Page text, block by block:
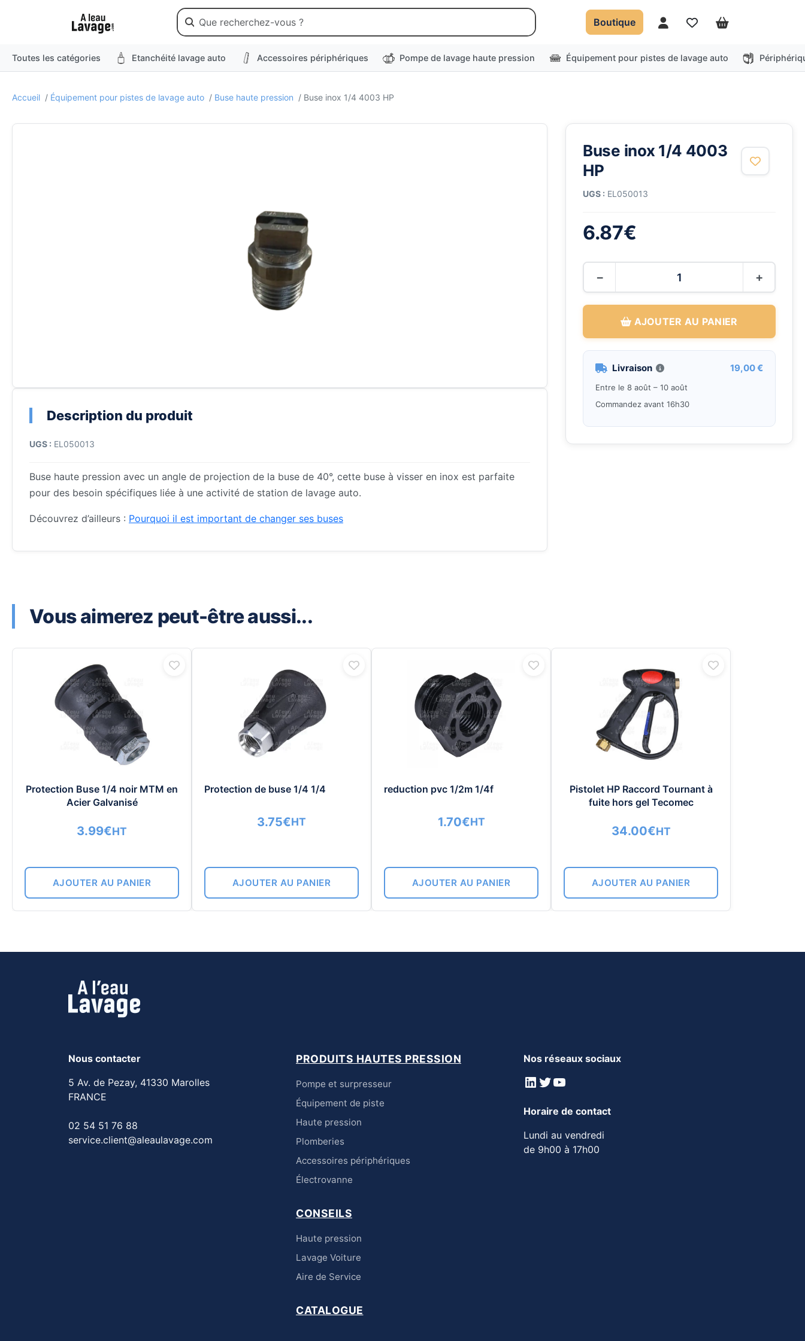
Boutique
Mon compte
FavorisPanier
Toutes les catégories Etanchéité lavage auto Accessoires périphériques Pompe de lavage haute pression Équipement pour pistes de lavage auto
Accueil / Équipement pour pistes de lavage auto / Buse haute pression / Buse inox 1/4 4003 HP
Description du produit
UGS : EL050013
Buse haute pression avec un angle de projection de la buse de 40°, cette buse à visser en inox est parfaite
pour des besoin spécifiques liée à une activité de station de lavage auto.
Découvrez d’ailleurs : Pourquoi il est important de changer ses buses
Buse inox 1/4 4003
HP
UGS : EL050013
6.87€
− +
AJOUTER AU PANIER
Livraison 19,00 €
Entre le 8 août – 10 août
Commandez avant 16h30
Vous aimerez peut-être aussi...
Protection Buse 1/4 noir MTM en
Acier Galvanisé
3.99€HT
AJOUTER AU PANIER
Protection de buse 1/4 1/4
3.75€HT
AJOUTER AU PANIER
reduction pvc 1/2m 1/4f
1.70€HT
AJOUTER AU PANIER
Pistolet HP Raccord Tournant à
fuite hors gel Tecomec
34.00€HT
AJOUTER AU PANIER
Nous contacter
5 Av. de Pezay, 41330 Marolles
FRANCE
02 54 51 76 88
service.client@aleaulavage.com
PRODUITS HAUTES PRESSION
Pompe et surpresseur
Équipement de piste
Haute pression
Plomberies
Accessoires périphériques
Électrovanne
CONSEILS
Haute pression
Lavage Voiture
Aire de Service
CATALOGUE
Nos réseaux sociaux
LinkedIn
Twitter
YouTube
Horaire de contact
Lundi au vendredi
de 9h00 à 17h00